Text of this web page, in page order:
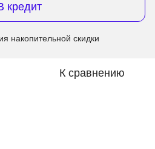
кредит
накопительной скидки
К сравнению